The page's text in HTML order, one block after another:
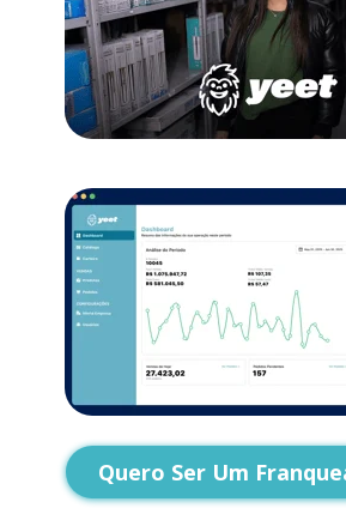
Quero Ser Um